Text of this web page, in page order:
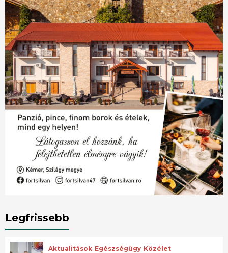
Legfrissebb
Aktualitások Egészségügy Közélet